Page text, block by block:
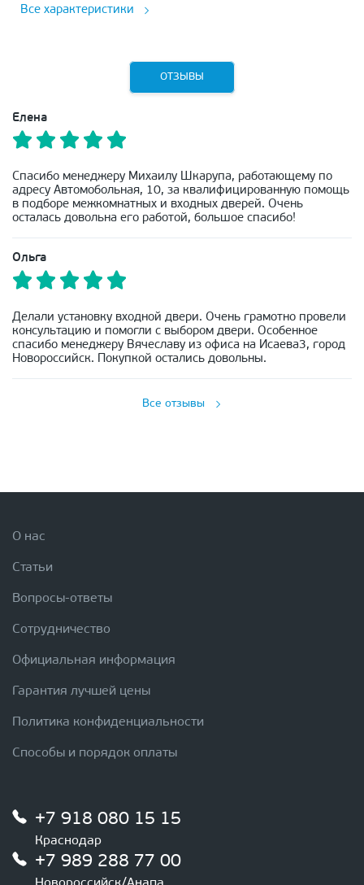
Все характеристики
ОТЗЫВЫ
Елена
Спасибо менеджеру Михаилу Шкарупа, работающему по
адресу Автомобольная, 10, за квалифицированную помощь
в подборе межкомнатных и входных дверей. Очень
осталась довольна его работой, большое спасибо!
Ольга
Делали установку входной двери. Очень грамотно провели
консультацию и помогли с выбором двери. Особенное
спасибо менеджеру Вячеславу из офиса на Исаева3, город
Новороссийск. Покупкой остались довольны.
Все отзывы
О нас
Статьи
Вопросы-ответы
Сотрудничество
Официальная информация
Гарантия лучшей цены
Политика конфиденциальности
Способы и порядок оплаты
+7 918 080 15 15
Краснодар
+7 989 288 77 00